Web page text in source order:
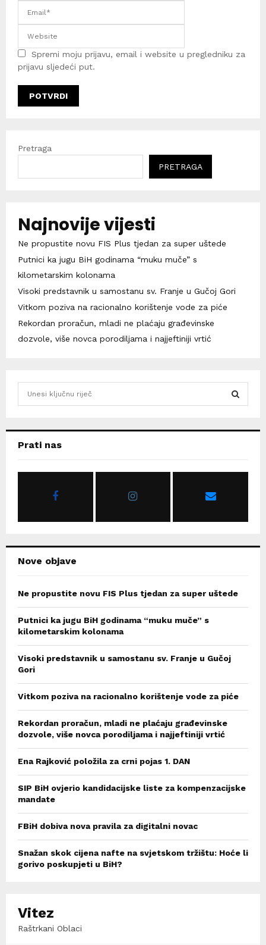
Spremi moju prijavu, email i website u pregledniku za
prijavu sljedeći put.
Pretraga
PRETRAGA
Najnovije vijesti
Ne propustite novu FIS Plus tjedan za super uštede
Putnici ka jugu BiH godinama “muku muče” s
kilometarskim kolonama
Visoki predstavnik u samostanu sv. Franje u Gučoj Gori
Vitkom poziva na racionalno korištenje vode za piće
Rekordan proračun, mladi ne plaćaju građevinske
dozvole, više novca porodiljama i najjeftiniji vrtić
hPrati nas
Nove objave
Ne propustite novu FIS Plus tjedan za super uštede
Putnici ka jugu BiH godinama “muku muče” s
kilometarskim kolonama
Visoki predstavnik u samostanu sv. Franje u Gučoj
Gori
Vitkom poziva na racionalno korištenje vode za piće
Rekordan proračun, mladi ne plaćaju građevinske
dozvole, više novca porodiljama i najjeftiniji vrtić
Ena Rajković položila za crni pojas 1. DAN
SIP BiH ovjerio kandidacijske liste za kompenzacijske
mandate
FBiH dobiva nova pravila za digitalni novac
Snažan skok cijena nafte na svjetskom tržištu: Hoće li
gorivo poskupjeti u BiH?
Vitez
Raštrkani Oblaci